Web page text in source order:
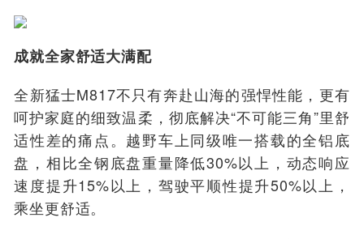
成就全家舒适大满配
全新猛士M817不只有奔赴山海的强悍性能，更有
呵护家庭的细致温柔，彻底解决“不可能三角”里舒
适性差的痛点。越野车上同级唯一搭载的全铝底
盘，相比全钢底盘重量降低30%以上，动态响应
速度提升15%以上，驾驶平顺性提升50%以上，
乘坐更舒适。